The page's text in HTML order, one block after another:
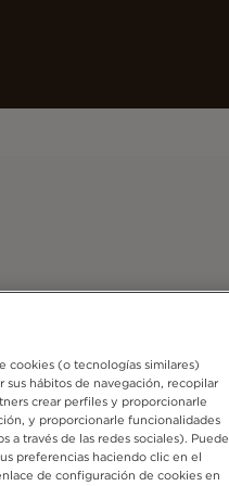
cookies (o tecnologías similares)
sus hábitos de navegación, recopilar
crear perfiles y proporcionarle
y proporcionarle funcionalidades
través de las redes sociales). Puede
preferencias haciendo clic en el
de configuración de cookies en